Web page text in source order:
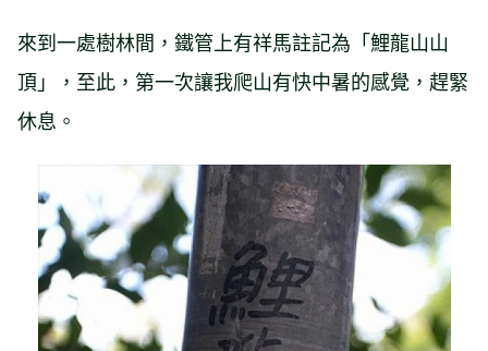
來到一處樹林間，鐵管上有祥馬註記為「鯉龍山山
頂」，至此，第一次讓我爬山有快中暑的感覺，趕緊
休息。